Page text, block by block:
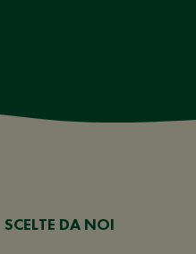
SCELTE DA NOI